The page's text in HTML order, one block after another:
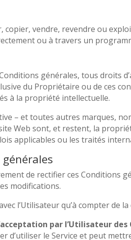
vendre, revendre ou
ou à travers un
générales, tous droits
du Propriétaire ou de ces
à la propriété intellectuelle.
– et toutes autres marques,
Web sont, et restent, la
applicables ou les traités
de rectifier ces Conditions
modifications.
l’Utilisateur qu’à compter de
par l’Utilisateur
le Service et peut